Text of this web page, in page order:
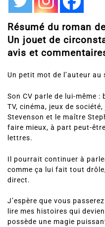
Résumé du roman
Un jouet de
avis et
Un petit mot de l’auteur
Son CV parle de lui-même :
TV, cinéma, jeux de
Stevenson et le maître
faire mieux, à part peut-
lettres.
Il pourrait continuer à
comme ça lui fait tout
direct.
J’espère que vous
lire mes histoires qui
possède une magie